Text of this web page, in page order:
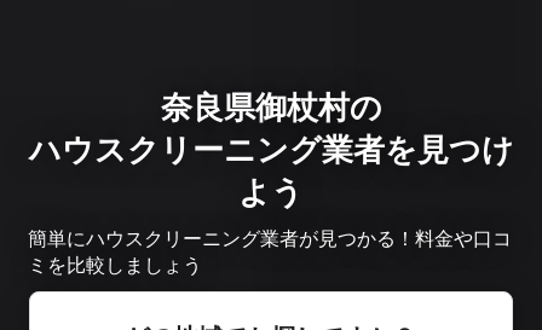
奈良県御杖村の
ハウスクリーニング業者を見つけ
よう
簡単にハウスクリーニング業者が見つかる！料金や口コ
ミを比較しましょう